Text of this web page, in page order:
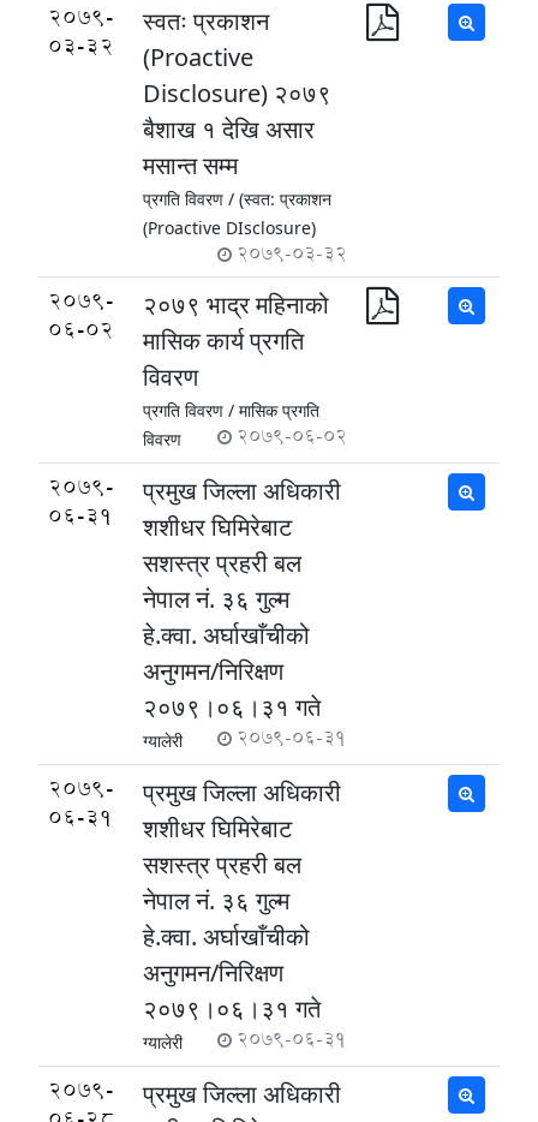
2079-
03-32
स्वतः प्रकाशन
(Proactive
Disclosure) २०७९
बैशाख १ देखि असार
मसान्त सम्म
प्रगति विवरण / (स्वत: प्रकाशन
(Proactive DIsclosure)
2079-03-32
2079-
06-02
२०७९ भाद्र महिनाको
मासिक कार्य प्रगति
विवरण
प्रगति विवरण / मासिक प्रगति
विवरण
2079-06-02
2079-
06-31
प्रमुख जिल्ला अधिकारी
शशीधर घिमिरेबाट
सशस्त्र प्रहरी बल
नेपाल नं‌. ३६ गुल्म
हे.क्वा. अर्घाखाँचीको
अनुगमन/निरिक्षण
२०७९।०६।३१ गते
ग्यालेरी 2079-06-31
2079-
06-31
प्रमुख जिल्ला अधिकारी
शशीधर घिमिरेबाट
सशस्त्र प्रहरी बल
नेपाल नं‌. ३६ गुल्म
हे.क्वा. अर्घाखाँचीको
अनुगमन/निरिक्षण
२०७९।०६।३१ गते
ग्यालेरी 2079-06-31
2079-
प्रमुख जिल्ला अधिकारी